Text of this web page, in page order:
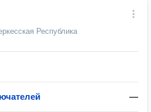
Республика
—